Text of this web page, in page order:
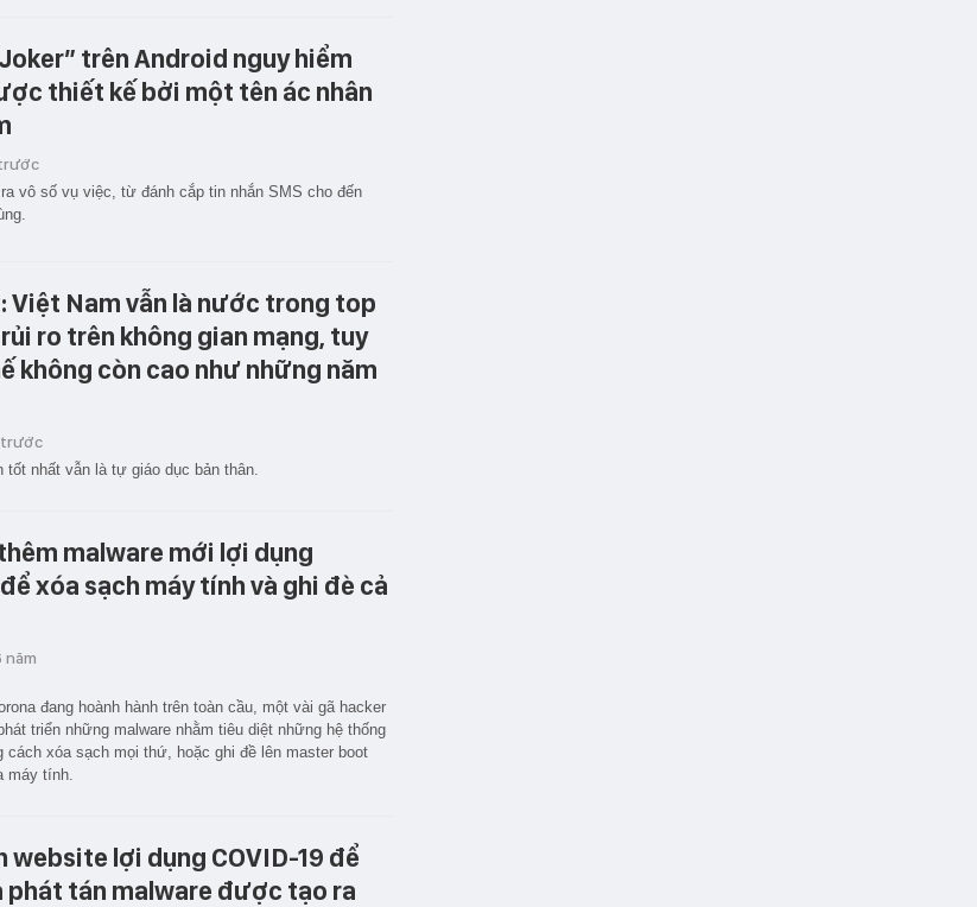
trên Android nguy hiểm
thiết kế bởi một tên ác nhân
ra vô số vụ việc, từ đánh cắp tin nhắn SMS cho đến
Việt Nam vẫn là nước trong top
ro trên không gian mạng, tuy
không còn cao như những năm
trước
tốt nhất vẫn là tự giáo dục bản thân.
malware mới lợi dụng
xóa sạch máy tính và ghi đè cả
năm
đang hoành hành trên toàn cầu, một vài gã hacker
triển những malware nhằm tiêu diệt những hệ thống
cách xóa sạch mọi thứ, hoặc ghi đề lên master boot
máy tính.
website lợi dụng COVID-19 để
phát tán malware được tạo ra